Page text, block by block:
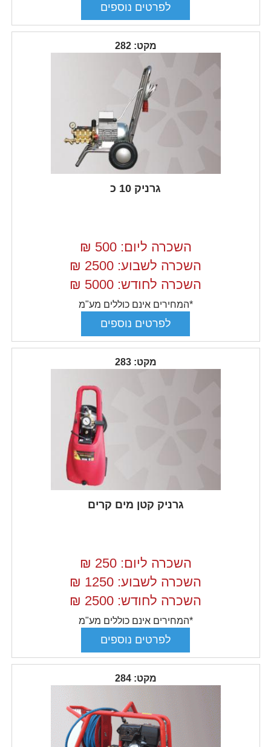
מקט: 282
גרניק 10 כ
השכרה ליום: 500
₪
השכרה לשבוע: 2500
₪
השכרה לחודש: 5000
₪
*המחירים אינם כוללים מע"מ
מקט: 283
גרניק קטן מים קרים
השכרה ליום: 250
₪
השכרה לשבוע: 1250
₪
השכרה לחודש: 2500
₪
*המחירים אינם כוללים מע"מ
מקט: 284